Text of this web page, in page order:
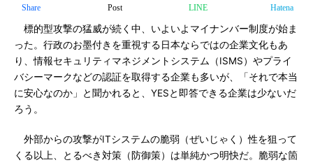
Share Post LINE Hatena
標的型攻撃の猛威が続く中、いよいよマイナンバー制度が始ま
った。行政のお墨付きを重視する日本ならではの企業文化もあ
り、情報セキュリティマネジメントシステム（ISMS）やプライ
バシーマークなどの認証を取得する企業も多いが、「それで本当
に安心なのか」と聞かれると、YESと即答できる企業は少ないだ
ろう。
外部からの攻撃がITシステムの脆弱（ぜいじゃく）性を狙って
くる以上、とるべき対策（防御策）は単純かつ明快だ。脆弱な箇